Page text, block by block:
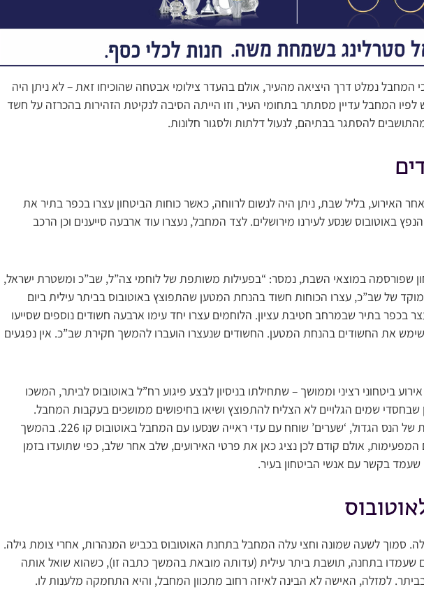
המחבל נמלט דרך היציאה מהעיר, אולם בהעדר צילומי אבטחה שהוכיחו זאת – לא ניתן היה
המחבל עדיין מסתתר בתחומי העיר, וזו הייתה הסיבה לנקיטת הזהירות בהכרזה על חשד
להסתגר בבתיהם, לנעול דלתות ולסגור חלונות.
האירוע, בליל שבת, ניתן היה לנשום לרווחה, כאשר כוחות הביטחון עצרו בכפר בתיר את
באוטובוס שנסע לעירנו מירושלים. לצד המחבל, נעצרו עוד ארבעה סייענים וכן הרכב
שפורסמה במוצאי השבת, נמסר: “בפעילות משותפת של לוחמי צה”ל, שב”כ ומשטרת ישראל,
של שב”כ, עצרו הכוחות חשוד בהנחת המטען שהתפוצץ באוטובוס בביתר עילית ביום
בכפר בתיר שבמרחב חטיבת עציון. הלוחמים עצרו יחד עימו ארבעה חשודים נוספים שסייעו
את החשודים בהנחת המטען. החשודים שנעצרו הועברו להמשך חקירת שב”כ. אין נפגעים
ביטחוני רציני וממושך – שתחילתו בניסיון לבצע פיגוע רח”ל באוטובוס לביתר, המשכו
שמים הגלויים לא הצליח להתפוצץ ושיאו בחיפושים ממושכים בעקבות המחבל.
לסיכום פרטי ההשתלשלות של הנס הגדול, ‘שערים’ שוחח עם עדי ראייה שנסעו עם המחבל באוטובוס קו 226. בהמשך
המפעימות, אולם קודם לכן נציג כאן את פרטי האירועים, שלב אחר שלב, כפי שתועדו בזמן
שעמד בקשר עם אנשי הביטחון בעיר.
סמוך לשעה שמונה וחצי עלה המחבל בתחנת האוטובוס בכביש המנהרות, אחרי צומת גילה.
בתחנה, תושבת ביתר עילית (עדותה מובאת בהמשך כתבה זו), כשהוא שואל אותה
למזלה, האישה לא הבינה לאיזה רחוב מתכוון המחבל, והיא התחמקה מלענות לו.